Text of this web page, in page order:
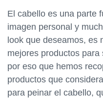
El cabello es una parte
imagen personal y
look que deseamos, es
mejores productos
por eso que hemos
productos que
para peinar el cabello,